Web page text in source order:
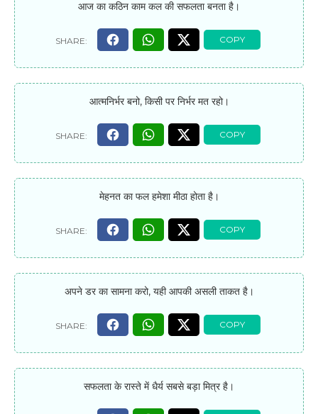
आज का कठिन काम कल की सफलता बनता है।
आत्मनिर्भर बनो, किसी पर निर्भर मत रहो।
मेहनत का फल हमेशा मीठा होता है।
अपने डर का सामना करो, यही आपकी असली ताकत है।
सफलता के रास्ते में धैर्य सबसे बड़ा मित्र है।